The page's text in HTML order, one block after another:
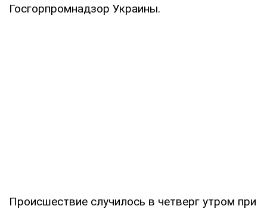
Госгорпромнадзор Украины.
Происшествие случилось в четверг утром при